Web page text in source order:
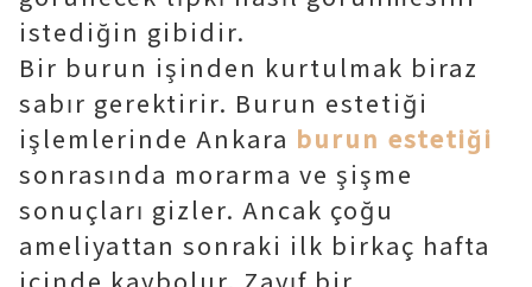
istediğin gibidir.
Bir burun işinden kurtulmak biraz
sabır gerektirir. Burun estetiği
işlemlerinde Ankara burun estetiği
sonrasında morarma ve şişme
sonuçları gizler. Ancak çoğu
ameliyattan sonraki ilk birkaç hafta